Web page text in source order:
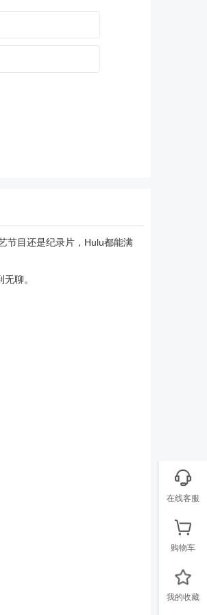
节目还是纪录片，Hulu都能满
聊。
在线客服
购物车
我的收藏